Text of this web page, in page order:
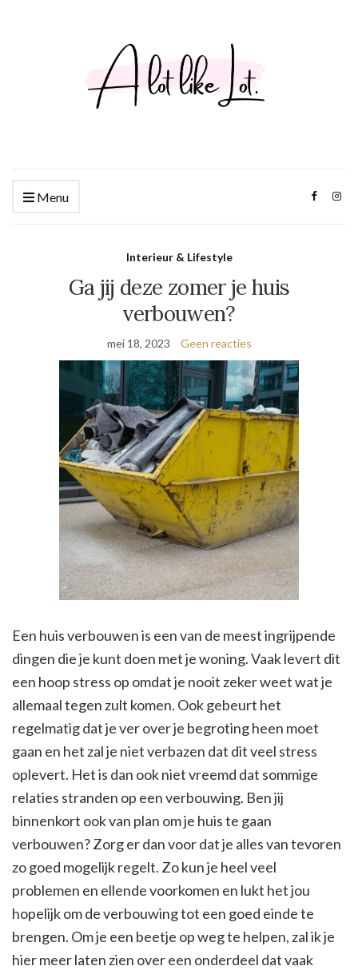
Menu
Interieur & Lifestyle
Ga jij deze zomer je huis
verbouwen?
mei 18, 2023 Geen reacties
Een huis verbouwen is een van de meest ingrijpende
dingen die je kunt doen met je woning. Vaak levert dit
een hoop stress op omdat je nooit zeker weet wat je
allemaal tegen zult komen. Ook gebeurt het
regelmatig dat je ver over je begroting heen moet
gaan en het zal je niet verbazen dat dit veel stress
oplevert. Het is dan ook niet vreemd dat sommige
relaties stranden op een verbouwing. Ben jij
binnenkort ook van plan om je huis te gaan
verbouwen? Zorg er dan voor dat je alles van tevoren
zo goed mogelijk regelt. Zo kun je heel veel
problemen en ellende voorkomen en lukt het jou
hopelijk om de verbouwing tot een goed einde te
brengen. Om je een beetje op weg te helpen, zal ik je
hier meer laten zien over een onderdeel dat vaak